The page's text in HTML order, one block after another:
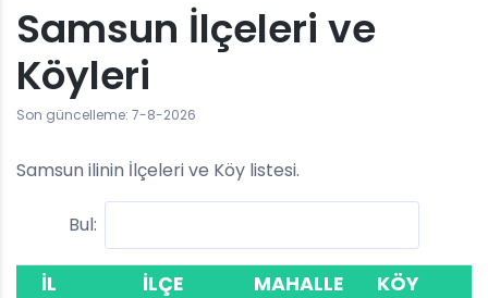
Samsun İlçeleri ve
Köyleri
Son güncelleme: 7-8-2026
Samsun ilinin İlçeleri ve Köy listesi.
Bul:
İL İLÇE MAHALLE KÖY